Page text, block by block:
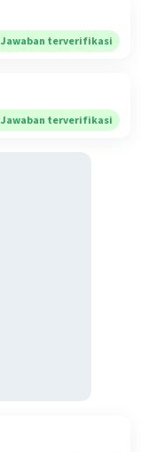
Jawaban terverifikasi
Jawaban terverifikasi